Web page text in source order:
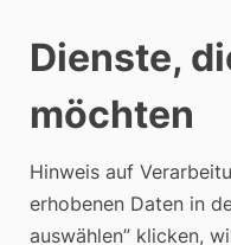
CLOSE
Leistungen
Inhalt
springen
Dienste,
möchten
Hinweis auf
erhobenen Daten in
auswählen” klicken,